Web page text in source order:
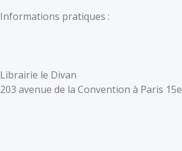
Informations pratiques :
Librairie le Divan
203 avenue de la Convention à Paris 15e